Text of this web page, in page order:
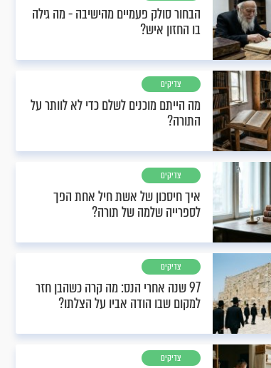
הבחור סולק פעמיים מהישיבה - מה גילה
בו החזון איש?
צדיקים
מה הייתם מוכנים לשלם כדי לא לוותר על
התורה?
צדיקים
איך חיסכון של אשת חיל אחת הפך
לספרייה שלמה של תורה?
צדיקים
97 שנה אחרי הנס: מה קרה כשהבן חזר
למקום שבו הודה אביו על הצלתו?
צדיקים